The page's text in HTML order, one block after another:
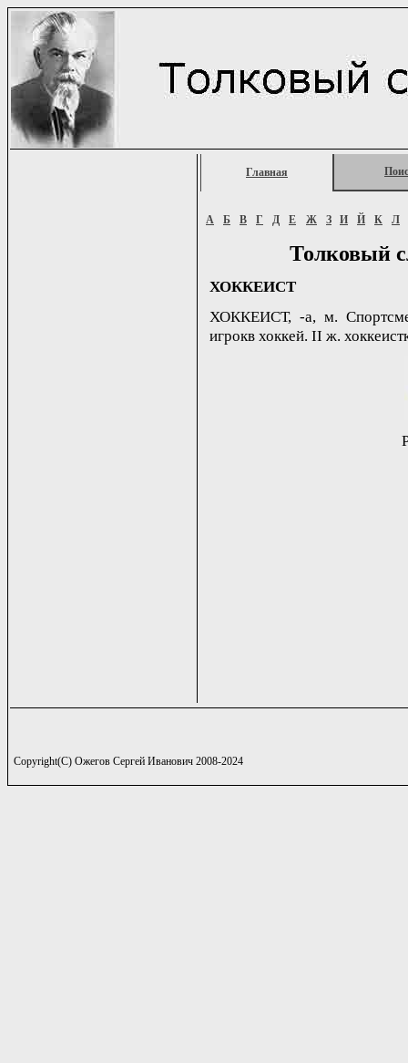
Главная
А Б В Г Д Е Ж З И Й К Л
Толковый
ХОККЕИСТ
ХОККЕИСТ, -а, м.
игрокв хоккей. II ж.
Copyright(C) Ожегов Сергей Иванович 2008-2024